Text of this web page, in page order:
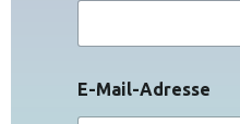
e
s
E-Mail-Adresse